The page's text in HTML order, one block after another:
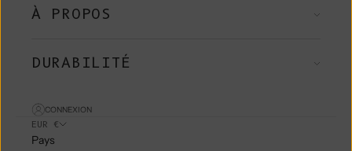
À PROPOS
DURABILITÉ
CONNEXION
EUR €
Pays